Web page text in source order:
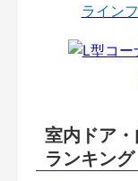
ライン
室内ドア
ランキング